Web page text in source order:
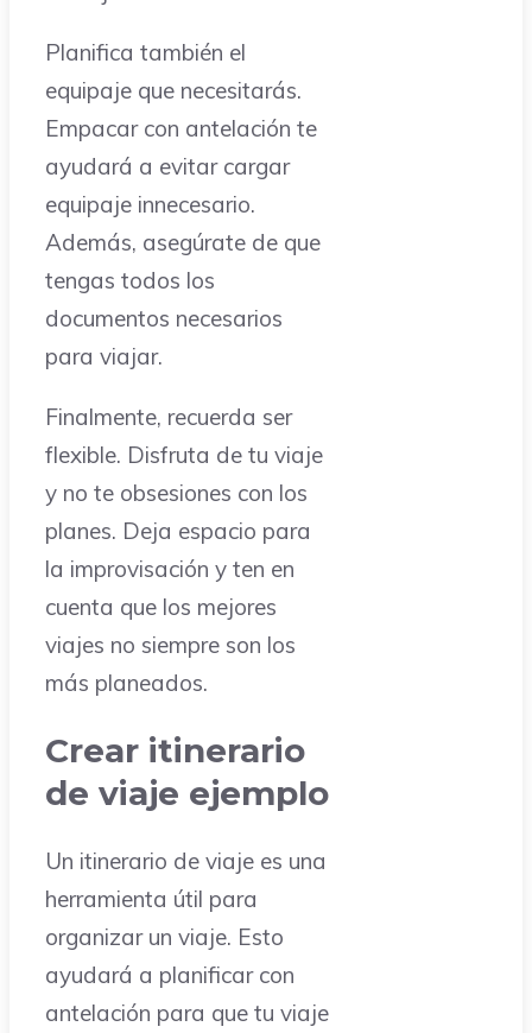
Planifica también el
equipaje que necesitarás.
Empacar con antelación te
ayudará a evitar cargar
equipaje innecesario.
Además, asegúrate de que
tengas todos los
documentos necesarios
para viajar.
Finalmente, recuerda ser
flexible. Disfruta de tu viaje
y no te obsesiones con los
planes. Deja espacio para
la improvisación y ten en
cuenta que los mejores
viajes no siempre son los
más planeados.
Crear itinerario
de viaje ejemplo
Un itinerario de viaje es una
herramienta útil para
organizar un viaje. Esto
ayudará a planificar con
antelación para que tu viaje